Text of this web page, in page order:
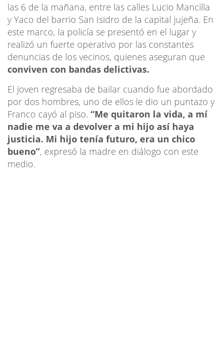
las 6 de la mañana, entre las calles Lucio Mancilla
y Yaco del barrio San Isidro de la capital jujeña. En
este marco, la policía se presentó en el lugar y
realizó un fuerte operativo por las constantes
denuncias de los vecinos, quienes aseguran que
conviven con bandas delictivas.
El joven regresaba de bailar cuando fue abordado
por dos hombres, uno de ellos le dio un puntazo y
Franco cayó al piso. “Me quitaron la vida, a mí
nadie me va a devolver a mi hijo así haya
justicia. Mi hijo tenía futuro, era un chico
bueno”, expresó la madre en diálogo con este
medio.